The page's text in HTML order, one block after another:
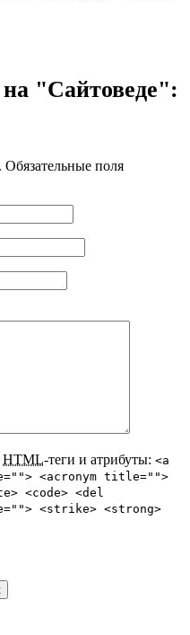
"Сайтоведе":
поля
HTML-теги и атрибуты: <a
<acronym title="">
<code> <del
<strike> <strong>